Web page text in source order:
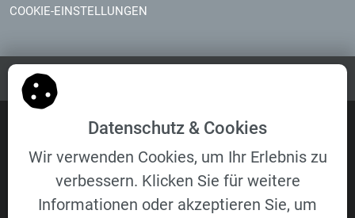
COOKIE-EINSTELLUNGEN
Homepage Unternehmen Impressum
AGB AEB
Copyright © 2026 VELOMAT Messelektronik GmbH. Alle
Datenschutz & Cookies
Wir verwenden Cookies, um Ihr Erlebnis zu
verbessern. Klicken Sie für weitere
Informationen oder akzeptieren Sie, um